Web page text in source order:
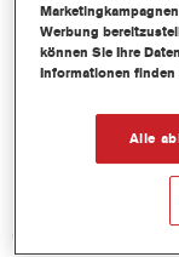
Hervorragende
Einfache Nass-
Kontinuierlich
Uni-, Metallic-
0.5LT
Werbung
können Sie Ihre
Informationen finden
Alle